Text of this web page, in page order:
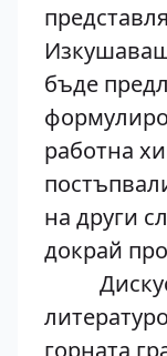
бъде
работна
на други
докрай
горната